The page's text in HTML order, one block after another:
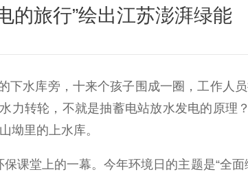
的旅行”绘出江苏澎湃绿能
水库旁，十来个孩子围成一圈，工作人
力转轮，不就是抽蓄电站放水发电的原理
坳里的上水库。
堂上的一幕。今年环境日的主题是“全面